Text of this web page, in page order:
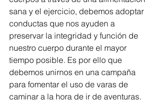
sana y el ejercicio, debemos adoptar
conductas que nos ayuden a
preservar la integridad y función de
nuestro cuerpo durante el mayor
tiempo posible. Es por ello que
debemos unirnos en una campaña
para fomentar el uso de varas de
caminar a la hora de ir de aventuras.